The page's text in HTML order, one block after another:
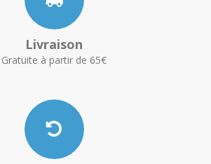
Livraison
Gratuite à partir de 65€